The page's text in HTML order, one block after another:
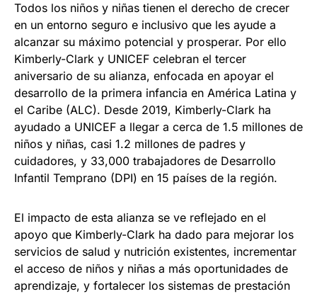
Todos los niños y niñas tienen el derecho de crecer
en un entorno seguro e inclusivo que les ayude a
alcanzar su máximo potencial y prosperar. Por ello
Kimberly-Clark y UNICEF celebran el tercer
aniversario de su alianza, enfocada en apoyar el
desarrollo de la primera infancia en América Latina y
el Caribe (ALC). Desde 2019, Kimberly-Clark ha
ayudado a UNICEF a llegar a cerca de 1.5 millones de
niños y niñas, casi 1.2 millones de padres y
cuidadores, y 33,000 trabajadores de Desarrollo
Infantil Temprano (DPI) en 15 países de la región.
El impacto de esta alianza se ve reflejado en el
apoyo que Kimberly-Clark ha dado para mejorar los
servicios de salud y nutrición existentes, incrementar
el acceso de niños y niñas a más oportunidades de
aprendizaje, y fortalecer los sistemas de prestación